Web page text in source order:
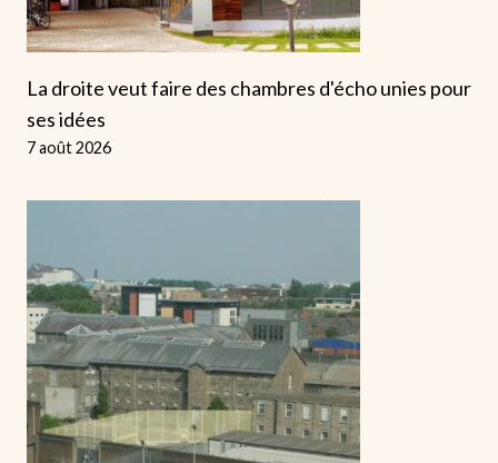
La droite veut faire des chambres d'écho unies pour
ses idées
7 août 2026